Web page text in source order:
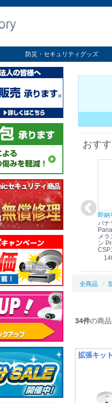
ム
防災・セキュリティグッズ
セキュリティグッズ
防災グッズ
おす
カ
金具
WUX
税別）
在庫あり！送料無料！
パナソニック
Panasonic リモコン
マイク (10局用) WR-
210A (送料無料)
39,000円
即納
パナ
メラ
ン
全商品
34件の商
拡張キッ